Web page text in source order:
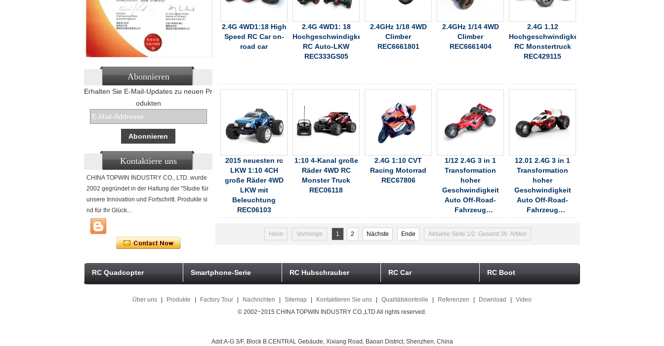
Abonnieren
Erhalten Sie E-Mail-Updates zu neuen Pr
odukten
Kontaktiere uns
CHINA TOPWIN INDUSTRY CO., LTD. wurde
2002 gegründet in der Haltung der "Studie für
unsere Innovation und Fortschritt. Produkte si
nd für Ihr Glück...
2.4G 4WD1:18 High
Speed RC Car on-
road car
2.4G 4WD1: 18
Hochgeschwindigkeits-
RC Auto-LKW
REC333GS05
2.4GHz 1/18 4WD
Climber
REC6661801
2.4GHz 1/14 4WD
Climber
REC6661404
2.4G 1.12
Hochgeschwindigkeits-
RC Monstertruck
REC429115
2015 neuesten rc
LKW 1:10 4CH
große Räder 4WD
LKW mit
Beleuchtung
REC06103
1:10 4-Kanal große
Räder 4WD RC
Monster Truck
REC06118
2.4G 1:10 CVT
Racing Motorrad
REC67806
1/12 2.4G 3 in 1
Transformation
hoher
Geschwindigkeit
Auto Off-Road-
Fahrzeug
REC429112
12.01 2.4G 3 in 1
Transformation
hoher
Geschwindigkeit
Auto Off-Road-
Fahrzeug
REC429109
Heim Vorherige 1 2 Nächste Ende Aktuelle Seite:1/2 Gesamt 36 Artikel
RC Quadcopter Smartphone-Serie RC Hubschrauber RC Car RC Boot
Über uns Produkte Factory Tour Nachrichten Sitemap Kontaktieren Sie uns Qualitätskontrolle Referenzen Download
Video
© 2002~2015 CHINA TOPWIN INDUSTRY CO.,LTD All rights reserved.
Add:A-G 3/F, Block B.CENTRAL Gebäude, Xixiang Road, Baoan District, Shenzhen, China